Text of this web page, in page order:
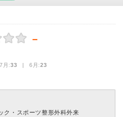
－
月:33 | 6月:23
ク・スポーツ整形外科外来